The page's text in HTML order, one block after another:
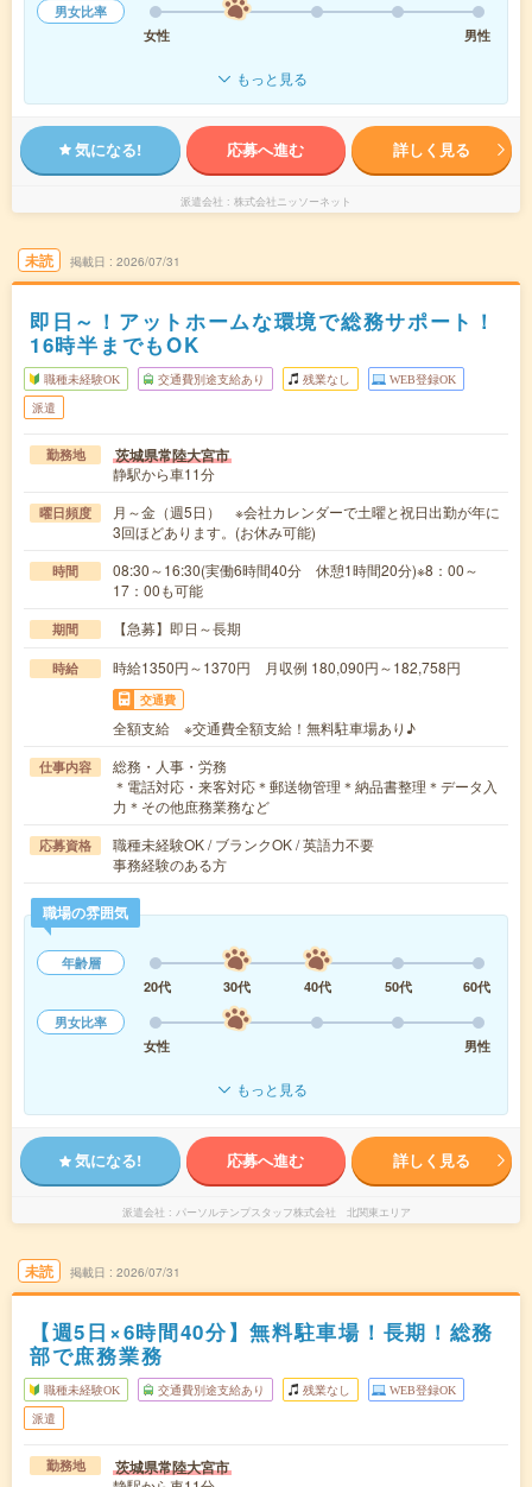
男女比率
女性
男性
もっと見る
気になる! 応募へ進む 詳しく見る
派遣会社 株式会社ニッソーネット
未読 掲載日 2026/07/31
即日～！アットホームな環境で総務サポート！
16時半までもOK
職種未経験OK 交通費別途支給あり 残業なし WEB登録OK
派遣
勤務地 茨城県常陸大宮市
静駅から車11分
曜日頻度
月～金（週5日） ※会社カレンダーで土曜と祝日出勤が年に
3回ほどあります。(お休み可能)
時間
08:30～16:30(実働6時間40分 休憩1時間20分)※8：00～
17：00も可能
期間 【急募】即日～長期
時給 時給1350円～1370円 月収例 180,090円～182,758円
交通費
全額支給 ※交通費全額支給！無料駐車場あり♪
仕事内容
総務・人事・労務
＊電話対応・来客対応＊郵送物管理＊納品書整理＊データ入
力＊その他庶務業務など
応募資格
職種未経験OK / ブランクOK / 英語力不要
事務経験のある方
職場の雰囲気
年齢層
20代
30代 40代 50代
60代
男女比率
女性
男性
もっと見る
気になる! 応募へ進む 詳しく見る
派遣会社 パーソルテンプスタッフ株式会社 北関東エリア
未読 掲載日 2026/07/31
【週5日×6時間40分】無料駐車場！長期！総務
部で庶務業務
職種未経験OK 交通費別途支給あり 残業なし WEB登録OK
派遣
勤務地 茨城県常陸大宮市